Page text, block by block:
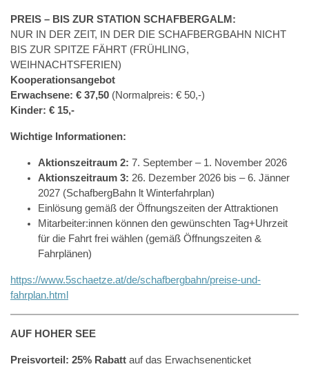
PREIS – BIS ZUR STATION SCHAFBERGALM:
NUR IN DER ZEIT, IN DER DIE SCHAFBERGBAHN NICHT
BIS ZUR SPITZE FÄHRT (FRÜHLING,
WEIHNACHTSFERIEN)
Kooperationsangebot
Erwachsene: € 37,50 (Normalpreis: € 50,-)
Kinder: € 15,-
Wichtige Informationen:
Aktionszeitraum 2: 7. September – 1. November 2026
Aktionszeitraum 3: 26. Dezember 2026 bis – 6. Jänner
2027 (SchafbergBahn lt Winterfahrplan)
Einlösung gemäß der Öffnungszeiten der Attraktionen
Mitarbeiter:innen können den gewünschten Tag+Uhrzeit
für die Fahrt frei wählen (gemäß Öffnungszeiten &
Fahrplänen)
https://www.5schaetze.at/de/schafbergbahn/preise-und-
fahrplan.html
AUF HOHER SEE
Preisvorteil: 25% Rabatt auf das Erwachsenenticket